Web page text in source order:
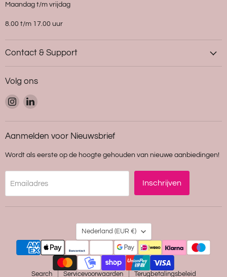
Maandag t/m vrijdag
8.00 t/m 17.00 uur
Contact & Support
Volg ons
Vind
ons
op
Instagram
Vind
op
LinkedIn
Aanmelden voor Nieuwsbrief
Wordt als eerste op de hoogte gehouden van nieuwe aanbiedingen!
Emailadres Inschrijven
Land
Nederland (EUR €)
Search Servicevoorwaarden Terugbetalingsbeleid